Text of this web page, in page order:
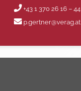
+43 1 370 26 16 – 44
p.gertner@verag.at